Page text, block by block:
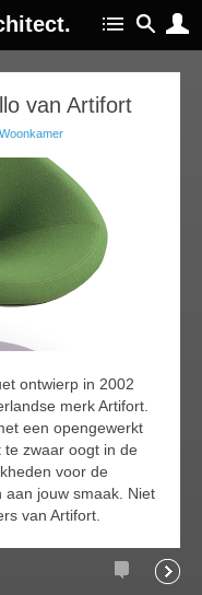
van Artifort
Woonkamer
ontwierp in 2002
merk Artifort.
een opengewerkt
zwaar oogt in de
voor de
aan jouw smaak. Niet
van Artifort.